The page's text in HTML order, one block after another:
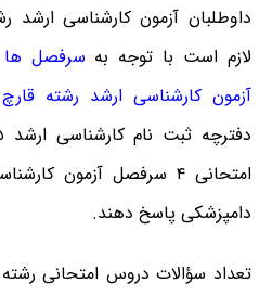
داوطلبان آزمون کارشناسی ارشد
لازم است با توجه به سرفصل ها
آزمون کارشناسی ارشد رشته
امتحانی ۴ سرفصل آزمون
دامپزشکی پاسخ دهند.
تعداد سؤالات دروس امتحانی